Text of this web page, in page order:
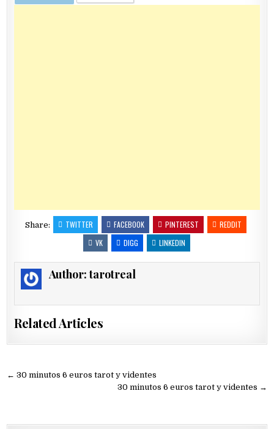
Share: TWITTER FACEBOOK PINTEREST
REDDIT
VK
DIGG LINKEDIN
Author:tarotreal
Related Articles
Navegación
← 30 minutos 6 euros tarot y videntes
30 minutos 6 euros tarot y videntes →